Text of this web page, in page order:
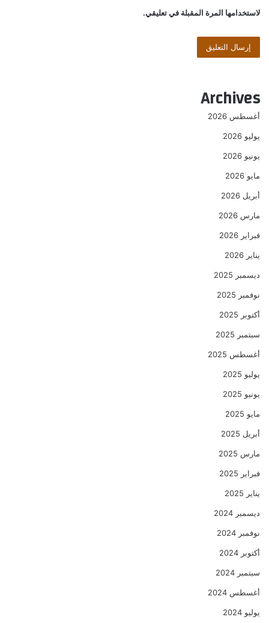
لاستخدامها المرة المقبلة في تعليقي.
Archives
أغسطس 2026
يوليو 2026
يونيو 2026
مايو 2026
أبريل 2026
مارس 2026
فبراير 2026
يناير 2026
ديسمبر 2025
نوفمبر 2025
أكتوبر 2025
سبتمبر 2025
أغسطس 2025
يوليو 2025
يونيو 2025
مايو 2025
أبريل 2025
مارس 2025
فبراير 2025
يناير 2025
ديسمبر 2024
نوفمبر 2024
أكتوبر 2024
سبتمبر 2024
أغسطس 2024
يوليو 2024